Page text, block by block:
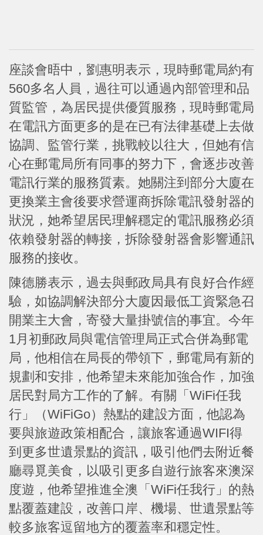
座談會晤中，劉惠明表示，現時郵電局約有
560多名人員，過往可以通過內部管理和品
質監管，為居民提供優質服務，現時郵電局
在電訊方面更多的是在已有法律基礎上去做
協調、監管行業，挑戰較以往大，但她有信
心在郵電局所有同事的努力下，會逐步改善
電訊行業的服務質素。她關注到部分大廈在
更換業主會後要求營運商拆除電訊發射器的
狀況，她希望居民理解穩定的電訊服務必須
依賴發射器的轉接，拆除發射器會影響通訊
服務的接收。
陳德勝表示，過去與郵政局具有良好合作經
驗，如協調解決部分大廈因最低工資緊急召
開業主大會，寄發大量掛號信的事宜。今年
1月初郵政局與電信管理局正式合併為郵電
局，他相信在局長的帶領下，郵電局有新的
規劃和安排，他希望未來能加強合作，加強
居民對局方工作的了解。有關「WiFi任我
行」（WiFiGo）熱點的建設方面，他認為
要與旅遊政策相配合，讓旅客通過WIFI得
到更多世遺景點的資訊，吸引他們去附近餐
廳尋覓美食，以吸引更多自遊行旅客來澳深
度遊，他希望推進全澳「WiFi任我行」的熱
點覆蓋建設，改善口岸、機場、世遺景點等
較多旅客逗留地方的覆蓋率和穩定性。